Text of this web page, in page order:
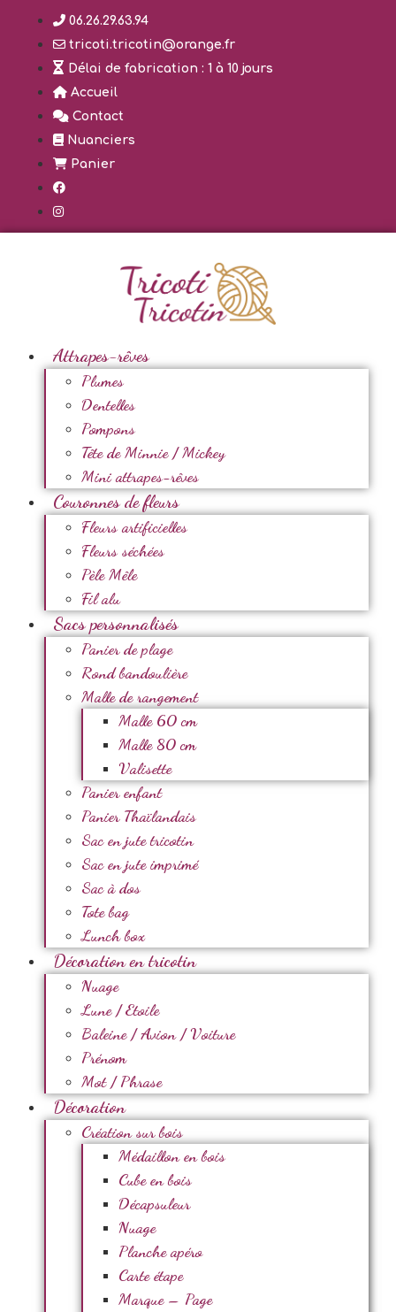
contenu
06.26.29.63.94
tricoti.tricotin@orange.fr
Délai de fabrication : 1 à 10 jours
Accueil
Contact
Nuanciers
Panier
Attrapes-rêves
Plumes
Dentelles
Pompons
Tête de Minnie / Mickey
Mini attrapes-rêves
Couronnes de fleurs
Fleurs artificielles
Fleurs séchées
Pèle Mêle
Fil alu
Sacs personnalisés
Panier de plage
Rond bandoulière
Malle de rangement
Malle 60 cm
Malle 80 cm
Valisette
Panier enfant
Panier Thaïlandais
Sac en jute tricotin
Sac en jute imprimé
Sac à dos
Tote bag
Lunch box
Décoration en tricotin
Nuage
Lune / Etoile
Baleine / Avion / Voiture
Prénom
Mot / Phrase
Décoration
Création sur bois
Médaillon en bois
Cube en bois
Décapsuleur
Nuage
Planche apéro
Carte étape
Marque – Page